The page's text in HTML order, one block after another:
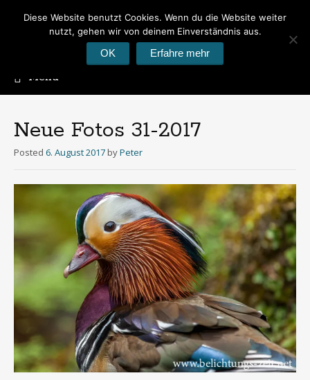
Peter's Photoblog
Hier geht es um Fotos
Menu
Neue Fotos 31-2017
Posted 6. August 2017 byPeter
Diese Website benutzt Cookies. Wenn du die Website weiter
nutzt, gehen wir von deinem Einverständnis aus.
OK Erfahre mehr